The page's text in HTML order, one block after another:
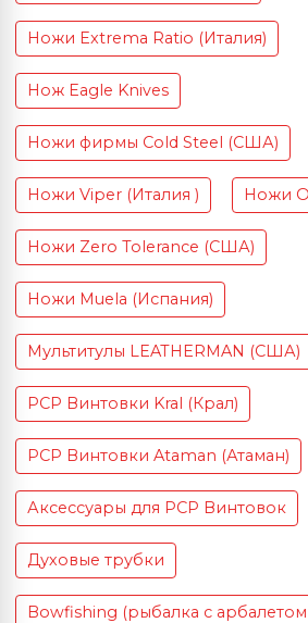
Ножи Extrema Ratio (Италия)
Нож Eagle Knives
Ножи фирмы Cold Steel (США)
Ножи Viper (Италия ) Ножи
Ножи Zero Tolerance (США)
Ножи Muela (Испания)
Мультитулы LEATHERMAN (США)
PCP Винтовки Kral (Крал)
PCP Винтовки Ataman (Атаман)
Аксессуары для PCP Винтовок
Духовые трубки
Bowfishing (рыбалка с